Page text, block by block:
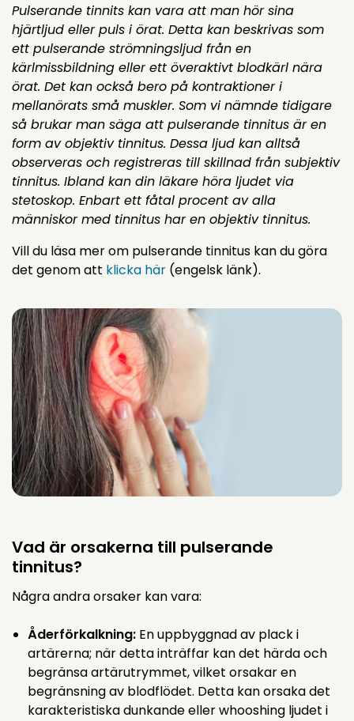
Pulserande tinnits kan vara att man hör sina
hjärtljud eller puls i örat. Detta kan beskrivas som
ett pulserande strömningsljud från en
kärlmissbildning eller ett överaktivt blodkärl nära
örat. Det kan också bero på kontraktioner i
mellanörats små muskler. Som vi nämnde tidigare
så brukar man säga att pulserande tinnitus är en
form av objektiv tinnitus. Dessa ljud kan alltså
observeras och registreras till skillnad från subjektiv
tinnitus. Ibland kan din läkare höra ljudet via
stetoskop. Enbart ett fåtal procent av alla
människor med tinnitus har en objektiv tinnitus.
Vill du läsa mer om pulserande tinnitus kan du göra
det genom att klicka här (engelsk länk).
Vad är orsakerna till pulserande
tinnitus?
Några andra orsaker kan vara:
Åderförkalkning: En uppbyggnad av plack i
artärerna; när detta inträffar kan det härda och
begränsa artärutrymmet, vilket orsakar en
begränsning av blodflödet. Detta kan orsaka det
karakteristiska dunkande eller whooshing ljudet i